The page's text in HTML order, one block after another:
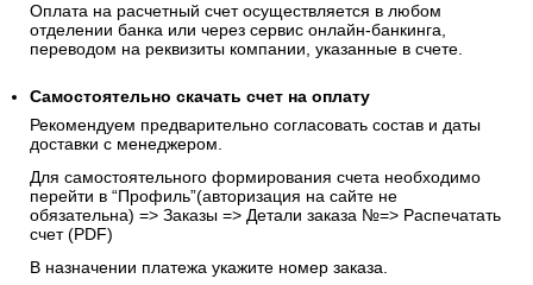
Оплата на расчетный счет осуществляется в любом
отделении банка или через сервис онлайн-банкинга,
переводом на реквизиты компании, указанные в счете.
Самостоятельно скачать счет на оплату
Рекомендуем предварительно согласовать состав и даты
доставки с менеджером.
Для самостоятельного формирования счета необходимо
перейти в “Профиль”(авторизация на сайте не
обязательна) => Заказы => Детали заказа №=> Распечатать
счет (PDF)
В назначении платежа укажите номер заказа.